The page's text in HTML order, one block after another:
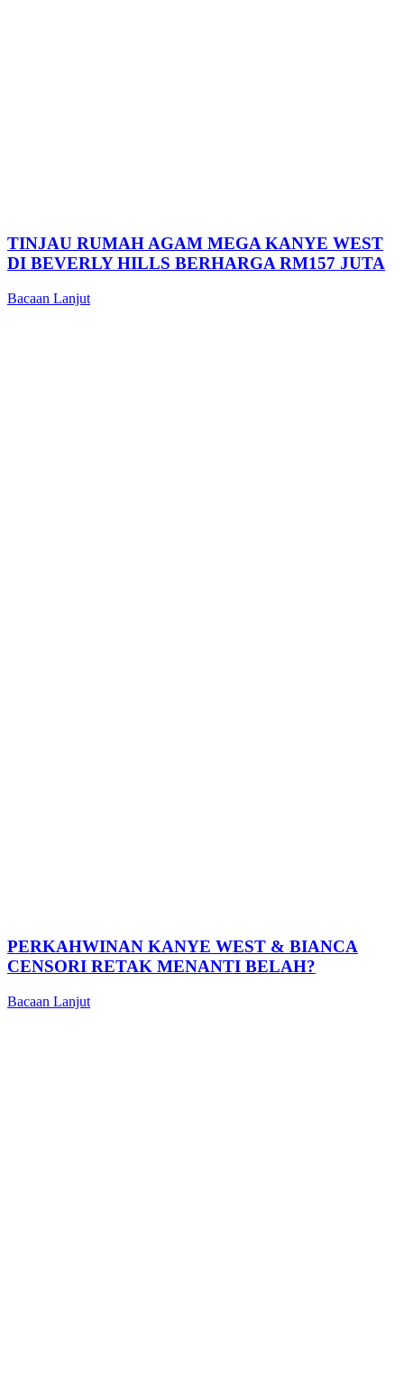
TINJAU RUMAH AGAM MEGA KANYE WEST
DI BEVERLY HILLS BERHARGA RM157 JUTA
Bacaan Lanjut
PERKAHWINAN KANYE WEST & BIANCA
CENSORI RETAK MENANTI BELAH?
Bacaan Lanjut